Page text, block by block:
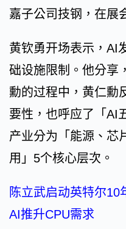
嘉子公司技钢，在展
黄钦勇开场表示，AI
础设施限制。他分享
勳的过程中，黄仁勳
要性，也呼应了「AI
产业分为「能源、芯
用」5个核心层次。
陈立武启动英特尔
AI推升CPU需求